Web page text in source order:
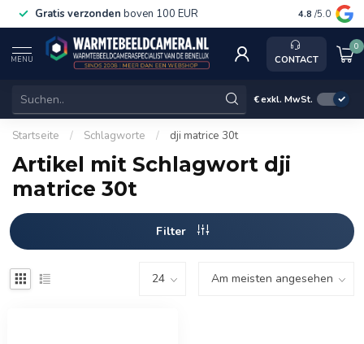
Gratis verzonden boven 100 EUR Service,
4.8 /5.0
MENU CONTACT
0
€exkl. MwSt.
Startseite / Schlagworte / dji matrice 30t
Artikel mit Schlagwort dji
matrice 30t
Filter